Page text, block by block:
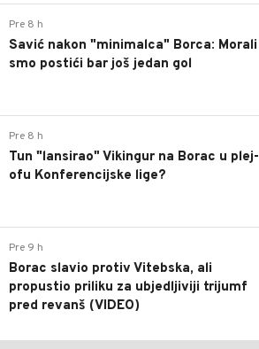
Pre 8 h
Savić nakon "minimalca" Borca: Morali
smo postići bar još jedan gol
Pre 8 h
Tun "lansirao" Vikingur na Borac u plej-
ofu Konferencijske lige?
Pre 9 h
Borac slavio protiv Vitebska, ali
propustio priliku za ubjedljiviji trijumf
pred revanš (VIDEO)